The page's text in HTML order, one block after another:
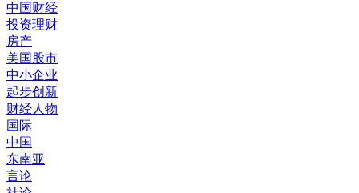
中国财经
投资理财
房产
美国股市
中小企业
起步创新
财经人物
国际
中国
东南亚
言论